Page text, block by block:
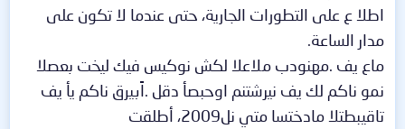
اطلا ع على التطورات الجارية، حتى عندما لا تكون على
مدار الساعة.
ماع يف .مهنودب ملاعلا لكش نوكيس فيك ليخت بعصلا
نمو ناكم لك يف نيرشتنم اوحبصأ دقل .اًبيرق ناكم يأ يف
تاقيبطتلا مادختسا متي نل2009، أطلقت